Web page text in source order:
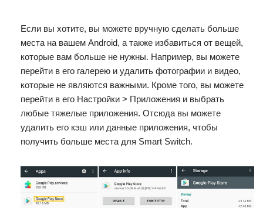
Если вы хотите, вы можете вручную сделать больше
места на вашем Android, а также избавиться от вещей,
которые вам больше не нужны. Например, вы можете
перейти в его галерею и удалить фотографии и видео,
которые не являются важными. Кроме того, вы можете
перейти в его Настройки > Приложения и выбрать
любые тяжелые приложения. Отсюда вы можете
удалить его кэш или данные приложения, чтобы
получить больше места для Smart Switch.